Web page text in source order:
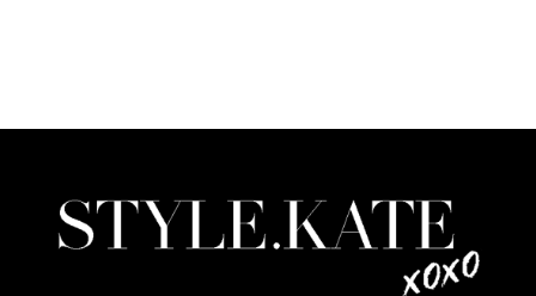
อีกเวอร์ชั่นหนึ่งของคอลเลคชั่น Pigalle ตัวรองเท้าทำ